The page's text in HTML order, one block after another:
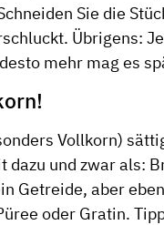
Sie die
Übrigens:
mehr mag es
Vollkorn)
dazu und zwar als:
Getreide, aber
oder Gratin.